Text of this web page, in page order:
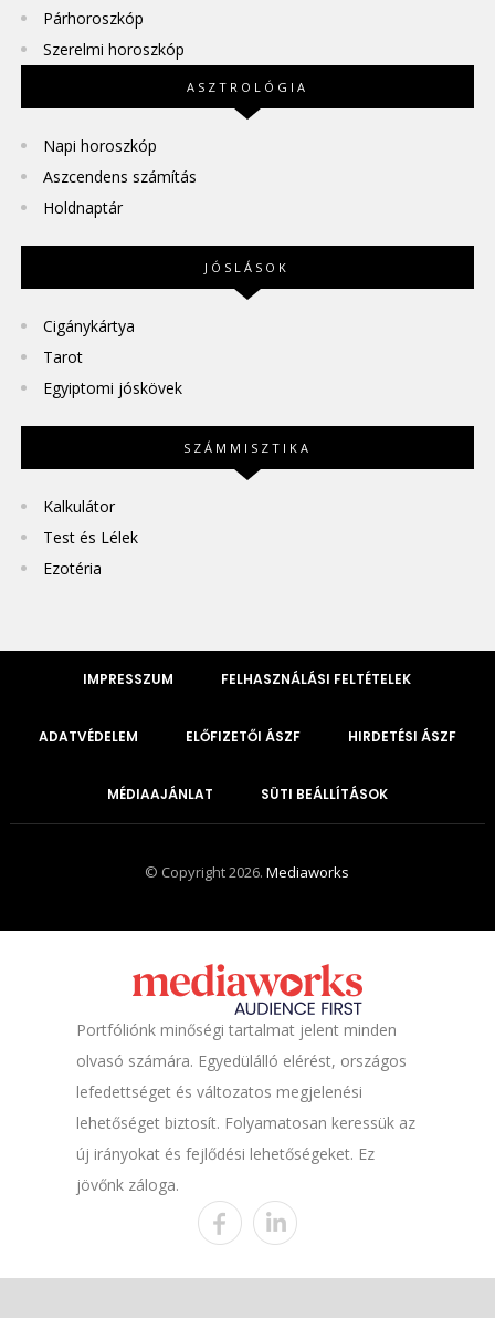
Párhoroszkóp
Szerelmi horoszkóp
ASZTROLÓGIA
Napi horoszkóp
Aszcendens számítás
Holdnaptár
JÓSLÁSOK
Cigánykártya
Tarot
Egyiptomi jóskövek
SZÁMMISZTIKA
Kalkulátor
Test és Lélek
Ezotéria
IMPRESSZUM FELHASZNÁLÁSI FELTÉTELEK
ADATVÉDELEM ELŐFIZETŐI ÁSZF HIRDETÉSI ÁSZF
MÉDIAAJÁNLAT SÜTI BEÁLLÍTÁSOK
© Copyright 2026.Mediaworks
Portfóliónk minőségi tartalmat jelent minden
olvasó számára. Egyedülálló elérést, országos
lefedettséget és változatos megjelenési
lehetőséget biztosít. Folyamatosan keressük az
új irányokat és fejlődési lehetőségeket. Ez
jövőnk záloga.